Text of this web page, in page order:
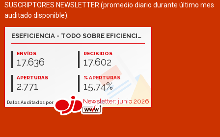
SUSCRIPTORES NEWSLETTER (promedio diario durante último mes
auditado disponible):